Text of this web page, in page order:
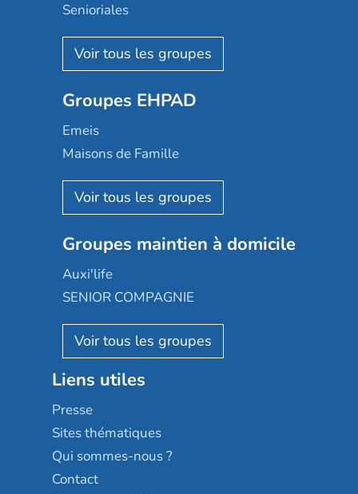
Senioriales
Nohée
Les Résidentiels
Mobicap
Domusvi
Happy Senior
Aquarelia
Nexity edenea
Les jardins d'Arcadie
Occitalia
Appartseniors
Reseda
Stella management
Les villages d'or
Sérénys
Résidences services Villa Médicis
Groupes EHPAD
Emeis
Maisons de Famille
Korian
Emera
Groupe SOS
Le Noble Âge
Almage
Résidalya
Groupe aplus
Groupes maintien à domicile
Auxi'life
SENIOR COMPAGNIE
AGE D'OR Services
Liens utiles
Presse
Sites thématiques
Qui sommes-nous ?
Contact